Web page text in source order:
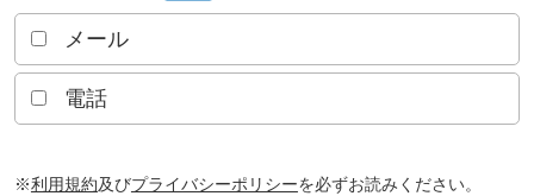
メール
電話
※利用規約及びプライバシーポリシーを必ずお読みください。